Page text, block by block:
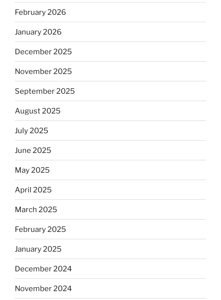
February 2026
January 2026
December 2025
November 2025
September 2025
August 2025
July 2025
June 2025
May 2025
April 2025
March 2025
February 2025
January 2025
December 2024
November 2024